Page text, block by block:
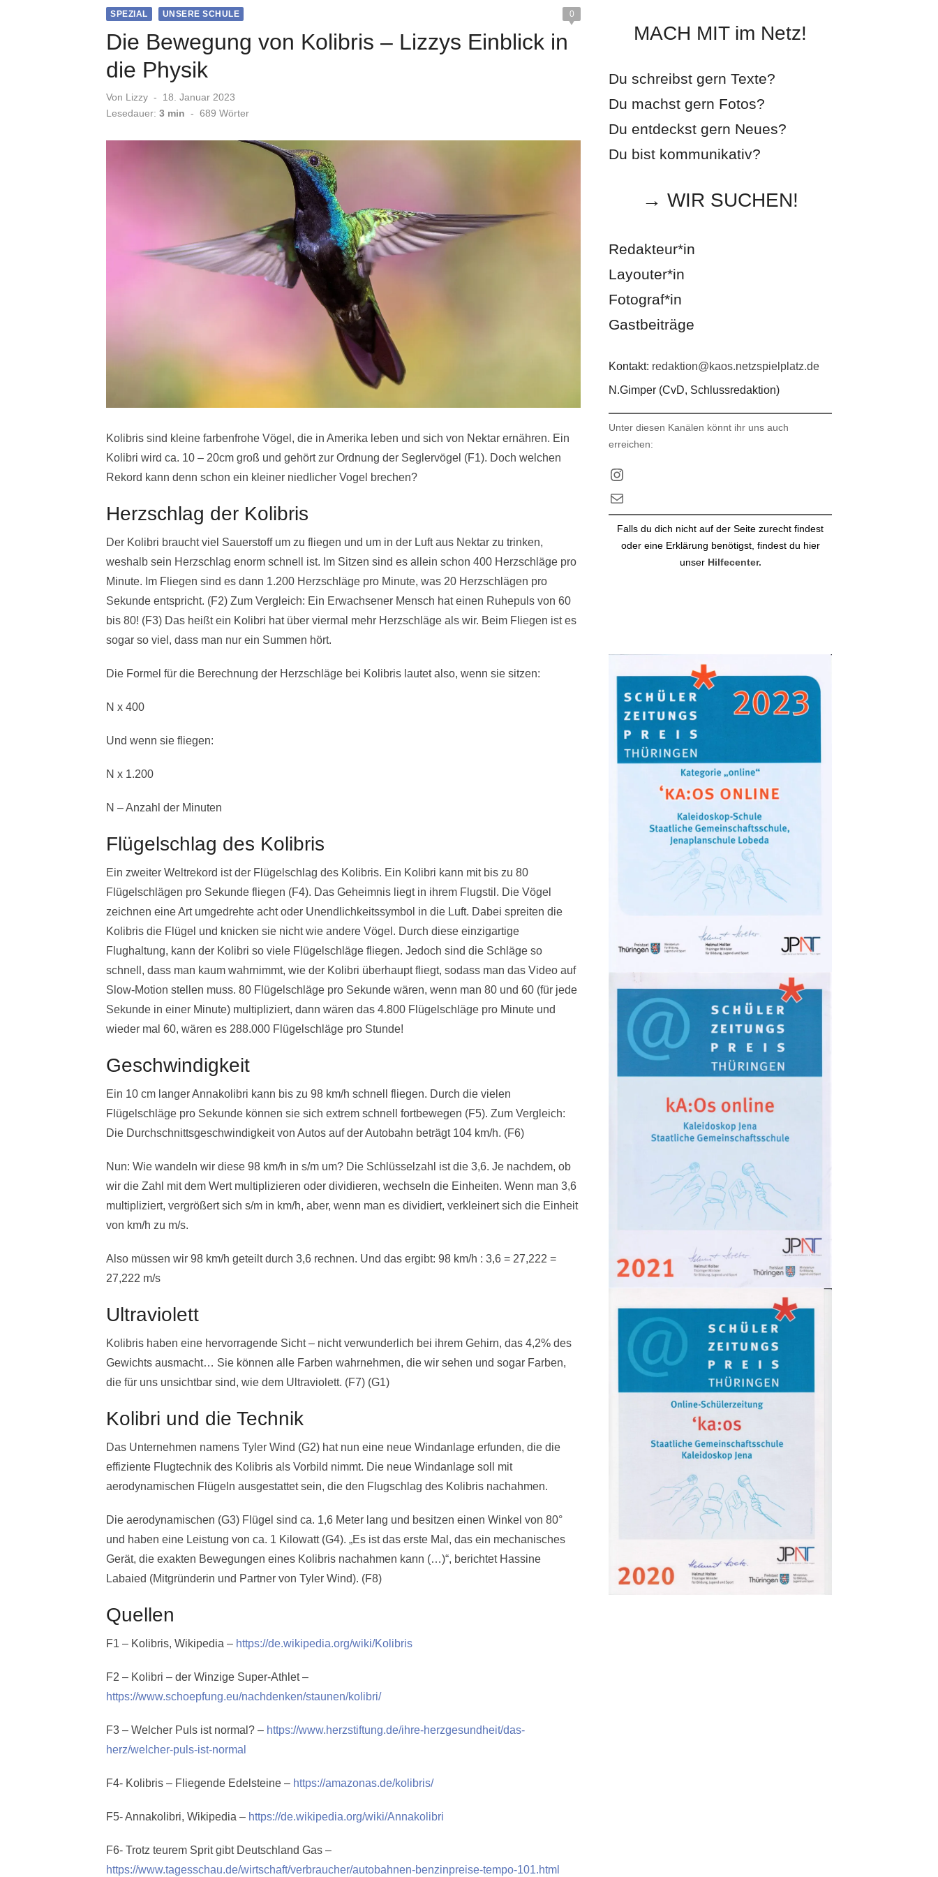
SPEZIAL UNSERE SCHULE 0
Die Bewegung von Kolibris – Lizzys Einblick in
die Physik
Von Lizzy
Veröffentlicht
am
18. Januar 2023
Lesedauer: 3 min - 689 Wörter
Kolibris sind kleine farbenfrohe Vögel, die in Amerika leben und sich von Nektar ernähren. Ein
Kolibri wird ca. 10 – 20cm groß und gehört zur Ordnung der Seglervögel (F1). Doch welchen
Rekord kann denn schon ein kleiner niedlicher Vogel brechen?
Herzschlag der Kolibris
Der Kolibri braucht viel Sauerstoff um zu fliegen und um in der Luft aus Nektar zu trinken,
weshalb sein Herzschlag enorm schnell ist. Im Sitzen sind es allein schon 400 Herzschläge pro
Minute. Im Fliegen sind es dann 1.200 Herzschläge pro Minute, was 20 Herzschlägen pro
Sekunde entspricht. (F2) Zum Vergleich: Ein Erwachsener Mensch hat einen Ruhepuls von 60
bis 80! (F3) Das heißt ein Kolibri hat über viermal mehr Herzschläge als wir. Beim Fliegen ist es
sogar so viel, dass man nur ein Summen hört.
Die Formel für die Berechnung der Herzschläge bei Kolibris lautet also, wenn sie sitzen:
N x 400
Und wenn sie fliegen:
N x 1.200
N – Anzahl der Minuten
Flügelschlag des Kolibris
Ein zweiter Weltrekord ist der Flügelschlag des Kolibris. Ein Kolibri kann mit bis zu 80
Flügelschlägen pro Sekunde fliegen (F4). Das Geheimnis liegt in ihrem Flugstil. Die Vögel
zeichnen eine Art umgedrehte acht oder Unendlichkeitssymbol in die Luft. Dabei spreiten die
Kolibris die Flügel und knicken sie nicht wie andere Vögel. Durch diese einzigartige
Flughaltung, kann der Kolibri so viele Flügelschläge fliegen. Jedoch sind die Schläge so
schnell, dass man kaum wahrnimmt, wie der Kolibri überhaupt fliegt, sodass man das Video auf
Slow-Motion stellen muss. 80 Flügelschläge pro Sekunde wären, wenn man 80 und 60 (für jede
Sekunde in einer Minute) multipliziert, dann wären das 4.800 Flügelschläge pro Minute und
wieder mal 60, wären es 288.000 Flügelschläge pro Stunde!
Geschwindigkeit
Ein 10 cm langer Annakolibri kann bis zu 98 km/h schnell fliegen. Durch die vielen
Flügelschläge pro Sekunde können sie sich extrem schnell fortbewegen (F5). Zum Vergleich:
Die Durchschnittsgeschwindigkeit von Autos auf der Autobahn beträgt 104 km/h. (F6)
Nun: Wie wandeln wir diese 98 km/h in s/m um? Die Schlüsselzahl ist die 3,6. Je nachdem, ob
wir die Zahl mit dem Wert multiplizieren oder dividieren, wechseln die Einheiten. Wenn man 3,6
multipliziert, vergrößert sich s/m in km/h, aber, wenn man es dividiert, verkleinert sich die Einheit
von km/h zu m/s.
Also müssen wir 98 km/h geteilt durch 3,6 rechnen. Und das ergibt: 98 km/h : 3,6 = 27,222 =
27,222 m/s
Ultraviolett
Kolibris haben eine hervorragende Sicht – nicht verwunderlich bei ihrem Gehirn, das 4,2% des
Gewichts ausmacht… Sie können alle Farben wahrnehmen, die wir sehen und sogar Farben,
die für uns unsichtbar sind, wie dem Ultraviolett. (F7) (G1)
Kolibri und die Technik
Das Unternehmen namens Tyler Wind (G2) hat nun eine neue Windanlage erfunden, die die
effiziente Flugtechnik des Kolibris als Vorbild nimmt. Die neue Windanlage soll mit
aerodynamischen Flügeln ausgestattet sein, die den Flugschlag des Kolibris nachahmen.
Die aerodynamischen (G3) Flügel sind ca. 1,6 Meter lang und besitzen einen Winkel von 80°
und haben eine Leistung von ca. 1 Kilowatt (G4). „Es ist das erste Mal, das ein mechanisches
Gerät, die exakten Bewegungen eines Kolibris nachahmen kann (…)“, berichtet Hassine
Labaied (Mitgründerin und Partner von Tyler Wind). (F8)
Quellen
F1 – Kolibris, Wikipedia – https://de.wikipedia.org/wiki/Kolibris
F2 – Kolibri – der Winzige Super-Athlet –
https://www.schoepfung.eu/nachdenken/staunen/kolibri/
F3 – Welcher Puls ist normal? – https://www.herzstiftung.de/ihre-herzgesundheit/das-
herz/welcher-puls-ist-normal
F4- Kolibris – Fliegende Edelsteine – https://amazonas.de/kolibris/
F5- Annakolibri, Wikipedia – https://de.wikipedia.org/wiki/Annakolibri
F6- Trotz teurem Sprit gibt Deutschland Gas –
https://www.tagesschau.de/wirtschaft/verbraucher/autobahnen-benzinpreise-tempo-101.html
MACH MIT im Netz!
Du schreibst gern Texte?
Du machst gern Fotos?
Du entdeckst gern Neues?
Du bist kommunikativ?
→ WIR SUCHEN!
Redakteur*in
Layouter*in
Fotograf*in
Gastbeiträge
Kontakt: redaktion@kaos.netzspielplatz.de
N.Gimper (CvD, Schlussredaktion)
Unter diesen Kanälen könnt ihr uns auch
erreichen:
Instagram
E-Mail
Falls du dich nicht auf der Seite zurecht findest
oder eine Erklärung benötigst, findest du hier
unser Hilfecenter.